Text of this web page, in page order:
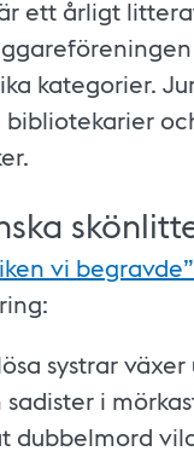
ett årligt
kategorier.
vi begravde”
systrar
i
dubbelmord